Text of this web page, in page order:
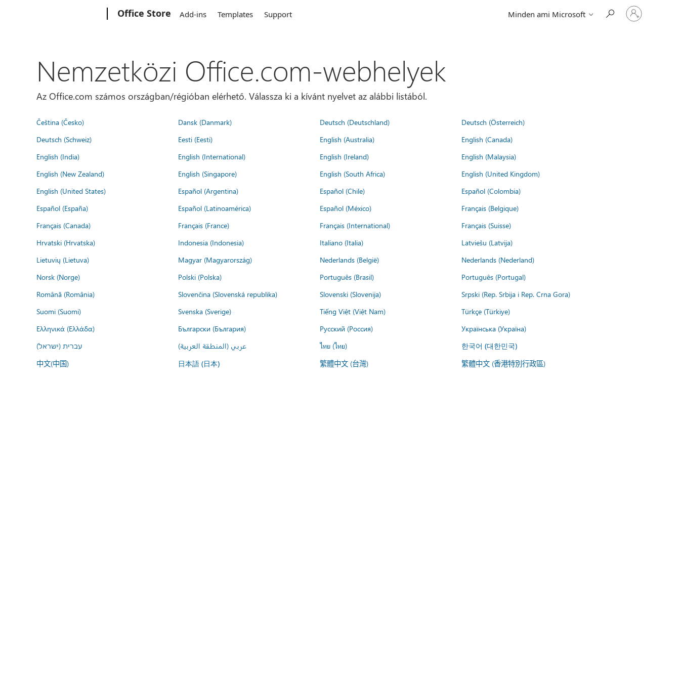
Office Store Add-ins Templates Support Minden ami Microsoft
Jelentkezzen
be
Nemzetközi Office.com-webhelyek
Az Office.com számos országban/régióban elérhető. Válassza ki a kívánt nyelvet az alábbi listából.
Čeština (Česko) Dansk (Danmark) Deutsch (Deutschland)
Deutsch (Österreich)
Deutsch (Schweiz)
Eesti (Eesti) English (Australia)
English (Canada)
English (India)
English (International) English (Ireland)
English (Malaysia)
English (New Zealand)
English (Singapore) English (South Africa)
English (United Kingdom)
English (United States)
Español (Argentina) Español (Chile)
Español (Colombia)
Español (España)
Español (Latinoamérica) Español (México)
Français (Belgique)
Français (Canada)
Français (France) Français (International)
Français (Suisse)
Hrvatski (Hrvatska)
Indonesia (Indonesia) Italiano (Italia)
Latviešu (Latvija)
Lietuvių (Lietuva)
Magyar (Magyarország) Nederlands (België)
Nederlands (Nederland)
Norsk (Norge)
Polski (Polska) Português (Brasil)
Português (Portugal)
Română (România)
Slovenčina (Slovenská republika) Slovenski (Slovenija)
Srpski (Rep. Srbija i Rep. Crna Gora)
Suomi (Suomi)
Svenska (Sverige) Tiếng Việt (Việt Nam)
Türkçe (Türkiye)
Ελληνικά (Ελλάδα)
Български (България) Русский (Россия)
Українська (Україна)
עברית (ישראל)
عربي (المنطقة العربية) ไทย (ไทย) 한국어 (대한민국)
中文(中国) 日本語 (日本) 繁體中文 (台灣) 繁體中文 (香港特別行政區)